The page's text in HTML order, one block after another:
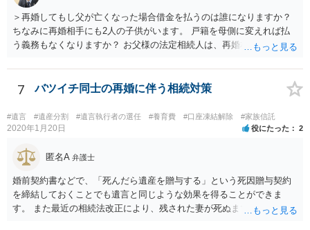
＞再婚してもし父が亡くなった場合借金を払うのは誰になりますか？
ちなみに再婚相手にも2人の子供がいます。 戸籍を母側に変えれば払
う義務もなくなりますか？ お父様の法定相続人は、再婚相手とご相談
戸籍がどこにあるのかは関係ありません。 ただし、お父様が亡くなっ
たことを知ってから３か月以内に家庭裁判所にて「相続放棄」の手続
7 バツイチ同士の再婚に伴う相続対策
#遺言 #遺産分割 #遺言執行者の選任 #養育費 #口座凍結解除 #家族信託
2020年1月20日 役にたった 2
匿名A 弁護士
婚前契約書などで、「死んだら遺産を贈与する」という死因贈与契約
を締結しておくことでも遺言と同じような効果を得ることができま
す。 また最近の相続法改正により、残された妻が死ぬまで家に住み続